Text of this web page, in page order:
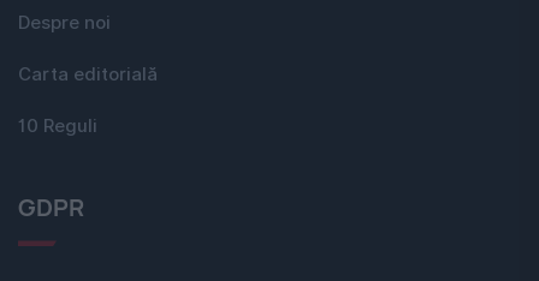
Despre noi
Carta editorială
10 Reguli
GDPR